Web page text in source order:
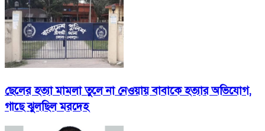
ছেলের হত্যা মামলা তুলে না নেওয়ায় বাবাকে হত্যার অভিযোগ,
গাছে ঝুলছিল মরদেহ